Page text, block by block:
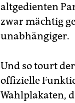
altgedienten
zwar mächtig
unabhängiger.
Und so tourt
offizielle
Wahlplakaten,